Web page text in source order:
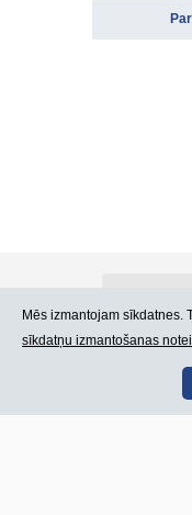
Mēs izmantojam sīkdatnes.
sīkdatņu izmantošanas